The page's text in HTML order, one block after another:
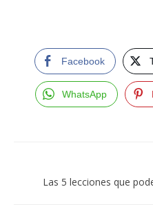
Facebook
WhatsApp
Las 5 lecciones que